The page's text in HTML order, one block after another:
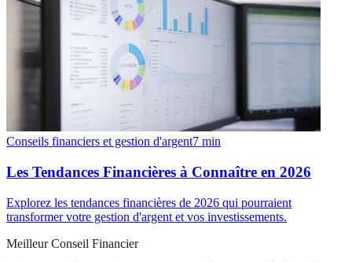
Conseils financiers et gestion d'argent7 min
Les Tendances Financières à Connaître en 2026
Explorez les tendances financières de 2026 qui pourraient
transformer votre gestion d'argent et vos investissements.
Meilleur Conseil Financier